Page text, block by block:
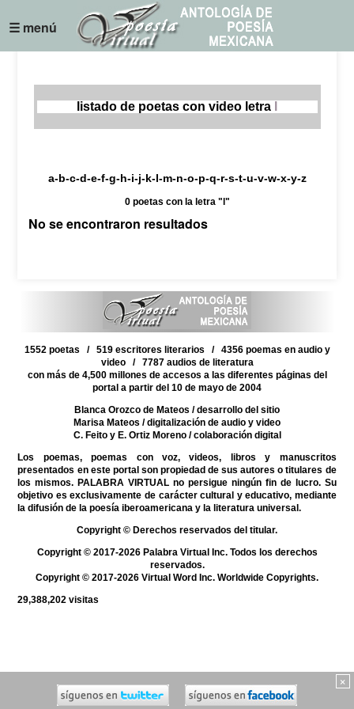
☰ menú
listado de poetas con video letra
a-b-c-d-e-f-g-h-i-j-k-l-m-n-o-p-q-r-s-t-u-v-w-x-y-z
0 poetas con la letra "l"
No se encontraron resultados
×
1552 poetas / 519 escritores literarios / 4356 poemas en audio y
video / 7787 audios de literatura
con más de 4,500 millones de accesos a las diferentes páginas del
portal a partir del 10 de mayo de 2004
Blanca Orozco de Mateos / desarrollo del sitio
Marisa Mateos / digitalización de audio y video
C. Feito y E. Ortiz Moreno/ colaboración digital
Los poemas, poemas con voz, videos, libros y manuscritos
presentados en este portal son propiedad de sus autores o titulares de
los mismos. PALABRA VIRTUAL no persigue ningún fin de lucro. Su
objetivo es exclusivamente de carácter cultural y educativo, mediante
la difusión de la poesía iberoamericana y la literatura universal.
Copyright © Derechos reservados del titular.
Copyright © 2017-2026 Palabra Virtual Inc. Todos los derechos
reservados.
Copyright © 2017-2026 Virtual Word Inc. Worldwide Copyrights.
29,388,202 visitas